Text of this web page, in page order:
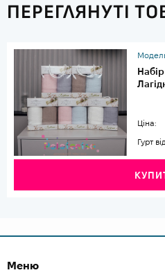
ПЕРЕГЛЯНУТІ
Ціна:
Гурт
Меню